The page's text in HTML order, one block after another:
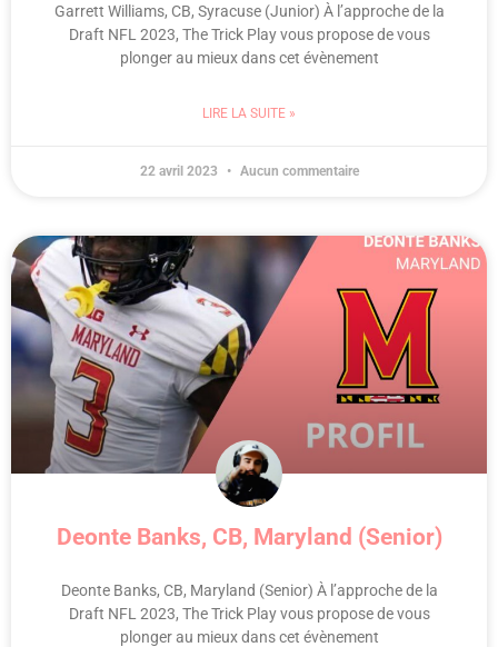
Garrett Williams, CB, Syracuse (Junior) À l’approche de la
Draft NFL 2023, The Trick Play vous propose de vous
plonger au mieux dans cet évènement
LIRE LA SUITE »
22 avril 2023 Aucun commentaire
Deonte Banks, CB, Maryland (Senior)
Deonte Banks, CB, Maryland (Senior) À l’approche de la
Draft NFL 2023, The Trick Play vous propose de vous
plonger au mieux dans cet évènement